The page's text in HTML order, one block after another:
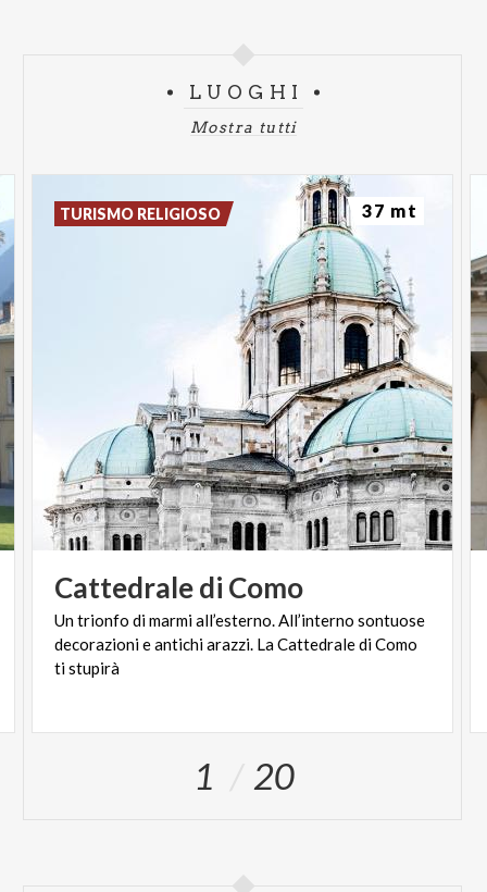
LUOGHI
Mostra tutti
Cattedraledi Como
Un trionfo di marmi all’esterno. All’interno sontuose
decorazioni e antichi arazzi. La Cattedrale di Como
ti stupirà
TURISMO RELIGIOSO 37 mt
1 20